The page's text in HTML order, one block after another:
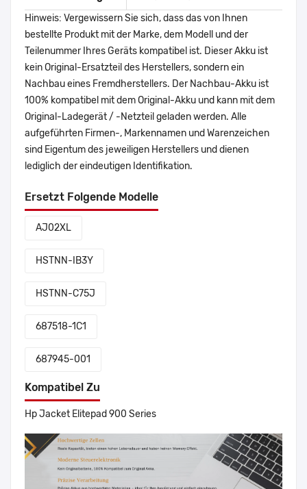
Hinweis: Vergewissern Sie sich, dass das von Ihnen
bestellte Produkt mit der Marke, dem Modell und der
Teilenummer Ihres Geräts kompatibel ist. Dieser Akku ist
kein Original-Ersatzteil des Herstellers, sondern ein
Nachbau eines Fremdherstellers. Der Nachbau-Akku ist
100% kompatibel mit dem Original-Akku und kann mit dem
Original-Ladegerät / -Netzteil geladen werden. Alle
aufgeführten Firmen-, Markennamen und Warenzeichen
sind Eigentum des jeweiligen Herstellers und dienen
lediglich der eindeutigen Identifikation.
Ersetzt Folgende Modelle
AJ02XL
HSTNN-IB3Y
HSTNN-C75J
687518-1C1
687945-001
Kompatibel Zu
Hp Jacket Elitepad 900 Series